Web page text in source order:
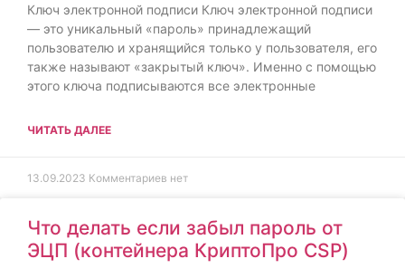
Ключ электронной подписи Ключ электронной подписи
— это уникальный «пароль» принадлежащий
пользователю и хранящийся только у пользователя, его
также называют «закрытый ключ». Именно с помощью
этого ключа подписываются все электронные
ЧИТАТЬ ДАЛЕЕ
13.09.2023 Комментариев нет
Что делать если забыл пароль от
ЭЦП (контейнера КриптоПро СSP)